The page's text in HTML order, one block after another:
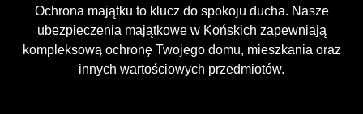
Ochrona majątku to klucz do spokoju ducha. Nasze
ubezpieczenia majątkowe w Końskich zapewniają
kompleksową ochronę Twojego domu, mieszkania oraz
innych wartościowych przedmiotów.